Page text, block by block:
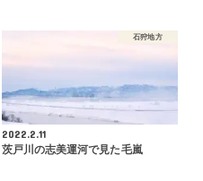
石狩地方
2022.2.11
茨戸川の志美運河で見た毛嵐